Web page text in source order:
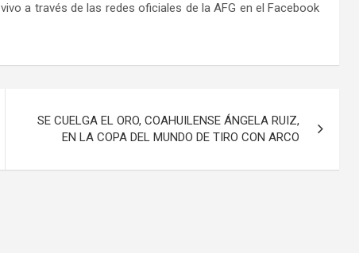
a través de las redes oficiales de la AFG en el Facebook
SE CUELGA EL ORO, COAHUILENSE ÁNGELA RUIZ,
EN LA COPA DEL MUNDO DE TIRO CON ARCO